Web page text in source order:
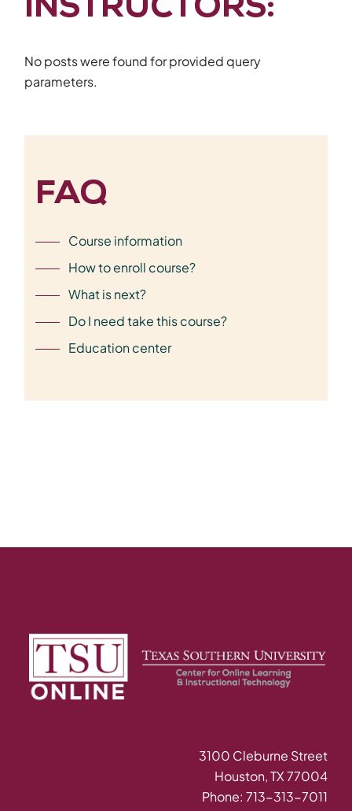
INSTRUCTORS:
No posts were found for provided query
parameters.
FAQ
Course information
How to enroll course?
What is next?
Do I need take this course?
Education center
3100 Cleburne Street
Houston, TX 77004
Phone: 713-313-7011